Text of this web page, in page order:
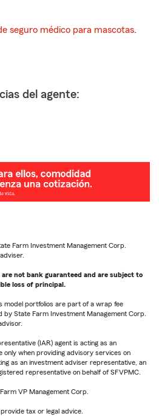
seguro médico para mascotas.
del agente:
Farm Investment Management Corp.
not bank guaranteed and are subject to
loss of principal.
model portfolios are part of a wrap fee
State Farm Investment Management Corp.
(IAR) agent is acting as an
when providing advisory services on
as an investment adviser representative, an
representative on behalf of SFVPMC.
VP Management Corp.
tax or legal advice.